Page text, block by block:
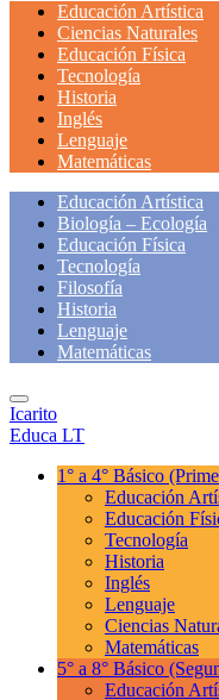
Educación Artística
Ciencias Naturales
Educación Física
Tecnología
Historia
Inglés
Lenguaje
Matemáticas
Educación Artística
Biología – Ecología
Educación Física
Tecnología
Filosofía
Historia
Lenguaje
Matemáticas
Icarito
Educa LT
1° a 4° Básico
Educación
Educación
Tecnología
Historia
Inglés
Lenguaje
Ciencias
Matemáticas
5° a 8° Básico
Educación